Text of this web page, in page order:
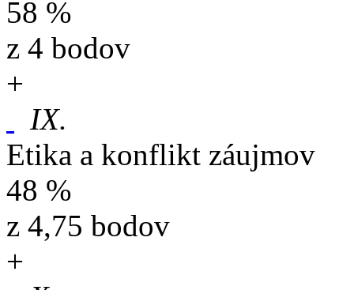
58 %
z 4 bodov
+
IX.
Etika a konflikt záujmov
48 %
z 4,75 bodov
+